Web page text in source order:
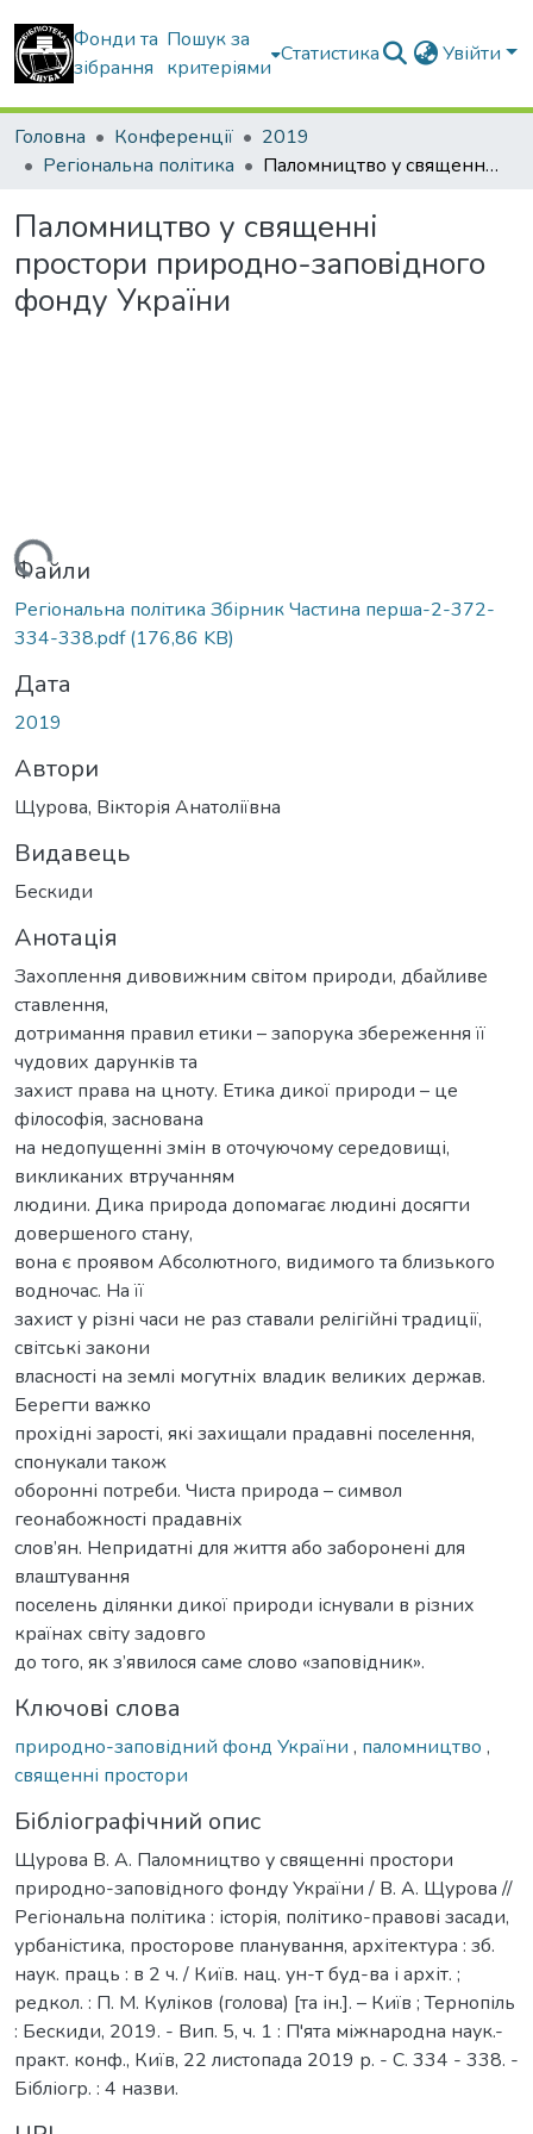
Фонди та
зібрання
Пошук за
критеріями
Статистика Увійти
Головна Конференції
2019
Регіональна політика
Паломництво у священні простори природно-заповідного фонду України
Паломництво у священні
простори природно-заповідного
фонду України
Файли
Регіональна політика Збірник Частина перша-2-372-
334-338.pdf(176,86 KB)
Дата
2019
Автори
Щурова, Вікторія Анатоліївна
Видавець
Бескиди
Анотація
Захоплення дивовижним світом природи, дбайливе
ставлення,
дотримання правил етики – запорука збереження її
чудових дарунків та
захист права на цноту. Етика дикої природи – це
філософія, заснована
на недопущенні змін в оточуючому середовищі,
викликаних втручанням
людини. Дика природа допомагає людині досягти
довершеного стану,
вона є проявом Абсолютного, видимого та близького
водночас. На її
захист у різні часи не раз ставали релігійні традиції,
світські закони
власності на землі могутніх владик великих держав.
Берегти важко
прохідні зарості, які захищали прадавні поселення,
спонукали також
оборонні потреби. Чиста природа – символ
геонабожності прадавніх
слов’ян. Непридатні для життя або заборонені для
влаштування
поселень ділянки дикої природи існували в різних
країнах світу задовго
до того, як з’явилося саме слово «заповідник».
Ключові слова
природно-заповідний фонд України , паломництво ,
священні простори
Бібліографічний опис
Щурова В. А. Паломництво у священні простори
природно-заповідного фонду України / В. А. Щурова //
Регіональна політика : історія, політико-правові засади,
урбаністика, просторове планування, архітектура : зб.
наук. праць : в 2 ч. / Київ. нац. ун-т буд-ва і архіт. ;
редкол. : П. М. Куліков (голова) [та ін.]. – Київ ; Тернопіль
: Бескиди, 2019. - Вип. 5, ч. 1 : П'ята міжнародна наук.-
практ. конф., Київ, 22 листопада 2019 р. - С. 334 - 338. -
Бібліогр. : 4 назви.